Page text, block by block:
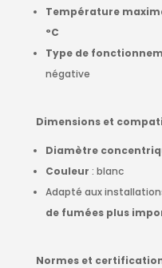
Température
°C
Type de
négative
Dimensions et
Diamètre
Couleur : blanc
Adapté aux
de fumées plus
Normes et